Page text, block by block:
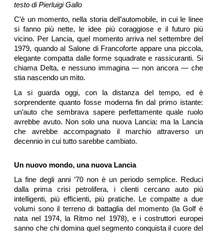
testodi Pierluigi Gallo
C’è un momento, nella storia dell’automobile, in cui le linee
si fanno più nette, le idee più coraggiose e il futuro più
vicino. Per Lancia, quel momento arriva nel settembre del
1979, quando al Salone di Francoforte appare una piccola,
elegante compatta dalle forme squadrate e rassicuranti. Si
chiama Delta, e nessuno immagina — non ancora — che
stia nascendo un mito.
La si guarda oggi, con la distanza del tempo, ed è
sorprendente quanto fosse moderna fin dal primo istante:
un’auto che sembrava sapere perfettamente quale ruolo
avrebbe avuto. Non solo una nuova Lancia: ma la Lancia
che avrebbe accompagnato il marchio attraverso un
decennio in cui tutto sarebbe cambiato.
Un nuovo mondo, una nuova Lancia
La fine degli anni ’70 non è un periodo semplice. Reduci
dalla prima crisi petrolifera, i clienti cercano auto più
intelligenti, più efficienti, più pratiche. Le compatte a due
volumi sono il terreno di battaglia del momento (la Golf è
nata nel 1974, la Ritmo nel 1978), e i costruttori europei
sanno che chi domina quel segmento conquista il cuore del